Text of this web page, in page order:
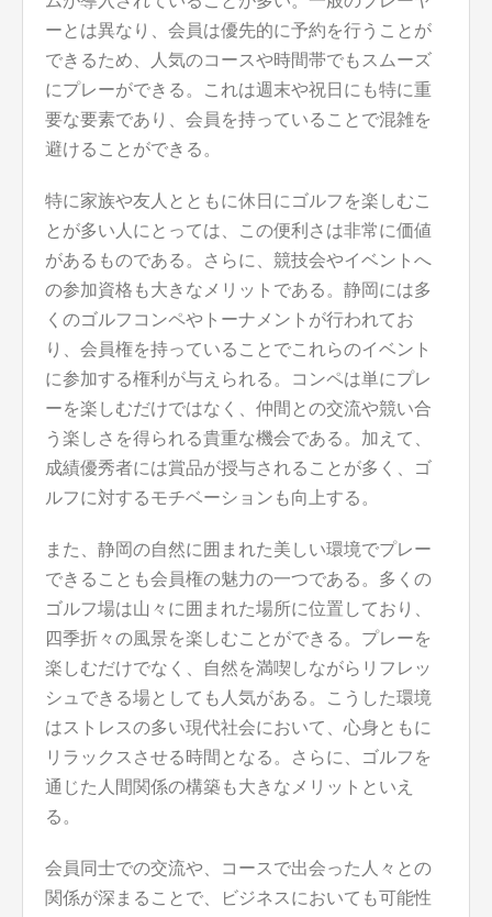
ーとは異なり、会員は優先的に予約を行うことが
できるため、人気のコースや時間帯でもスムーズ
にプレーができる。これは週末や祝日にも特に重
要な要素であり、会員を持っていることで混雑を
避けることができる。
特に家族や友人とともに休日にゴルフを楽しむこ
とが多い人にとっては、この便利さは非常に価値
があるものである。さらに、競技会やイベントへ
の参加資格も大きなメリットである。静岡には多
くのゴルフコンペやトーナメントが行われてお
り、会員権を持っていることでこれらのイベント
に参加する権利が与えられる。コンペは単にプレ
ーを楽しむだけではなく、仲間との交流や競い合
う楽しさを得られる貴重な機会である。加えて、
成績優秀者には賞品が授与されることが多く、ゴ
ルフに対するモチベーションも向上する。
また、静岡の自然に囲まれた美しい環境でプレー
できることも会員権の魅力の一つである。多くの
ゴルフ場は山々に囲まれた場所に位置しており、
四季折々の風景を楽しむことができる。プレーを
楽しむだけでなく、自然を満喫しながらリフレッ
シュできる場としても人気がある。こうした環境
はストレスの多い現代社会において、心身ともに
リラックスさせる時間となる。さらに、ゴルフを
通じた人間関係の構築も大きなメリットといえ
る。
会員同士での交流や、コースで出会った人々との
関係が深まることで、ビジネスにおいても可能性